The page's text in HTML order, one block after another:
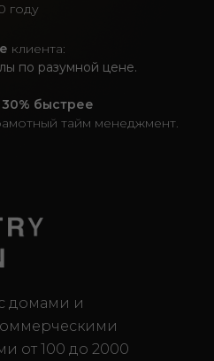
году
клиента:
по разумной цене.
30% быстрее
тайм менеджмент.
домами и
от 100 до 2000